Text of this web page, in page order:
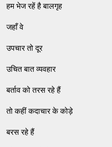
हम भेज रहें है बालगृह
जहाँ वे
उपचार तो दूर
उचित बात व्यवहार
बर्ताव को तरस रहे हैं
तो कहीं कदाचार के कोड़े
बरस रहे हैं